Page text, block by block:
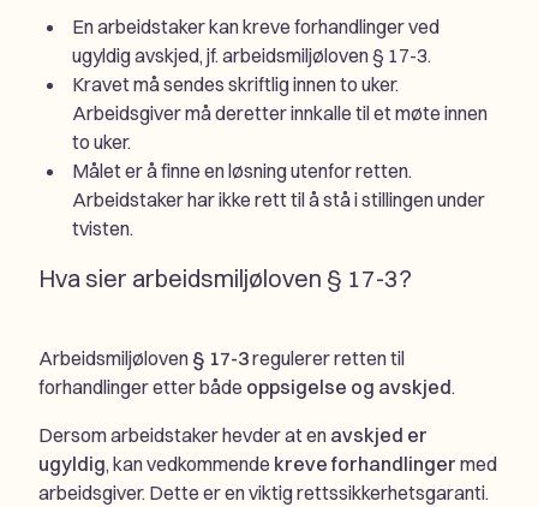
En arbeidstaker kan kreve forhandlinger ved
ugyldig avskjed, jf. arbeidsmiljøloven § 17-3.
Kravet må sendes skriftlig innen to uker.
Arbeidsgiver må deretter innkalle til et møte innen
to uker.
Målet er å finne en løsning utenfor retten.
Arbeidstaker har ikke rett til å stå i stillingen under
tvisten.
Hva sier arbeidsmiljøloven § 17-3?
Arbeidsmiljøloven § 17-3regulerer retten til
forhandlinger etter både oppsigelse og avskjed.
Dersom arbeidstaker hevder at en avskjed er
ugyldig, kan vedkommende kreve forhandlinger med
arbeidsgiver. Dette er en viktig rettssikkerhetsgaranti.